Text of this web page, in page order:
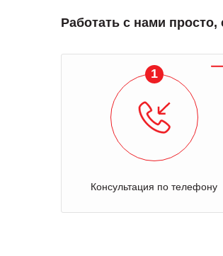
Работать с нами
1
Консультация по телефону